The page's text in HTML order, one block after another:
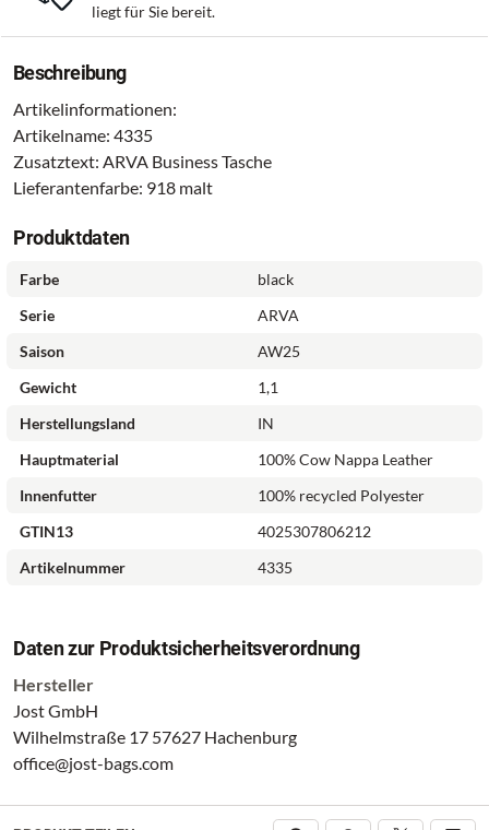
liegt für Sie bereit.
Beschreibung
Artikelinformationen:
Artikelname: 4335
Zusatztext: ARVA Business Tasche
Lieferantenfarbe: 918 malt
Produktdaten
Farbe
black
Serie
ARVA
Saison
AW25
Gewicht
1,1
Herstellungsland
IN
Hauptmaterial
100% Cow Nappa Leather
Innenfutter
100% recycled Polyester
GTIN13
4025307806212
Artikelnummer
4335
Daten zur Produktsicherheitsverordnung
Hersteller
Jost GmbH
Wilhelmstraße 17 57627 Hachenburg
office@jost-bags.com